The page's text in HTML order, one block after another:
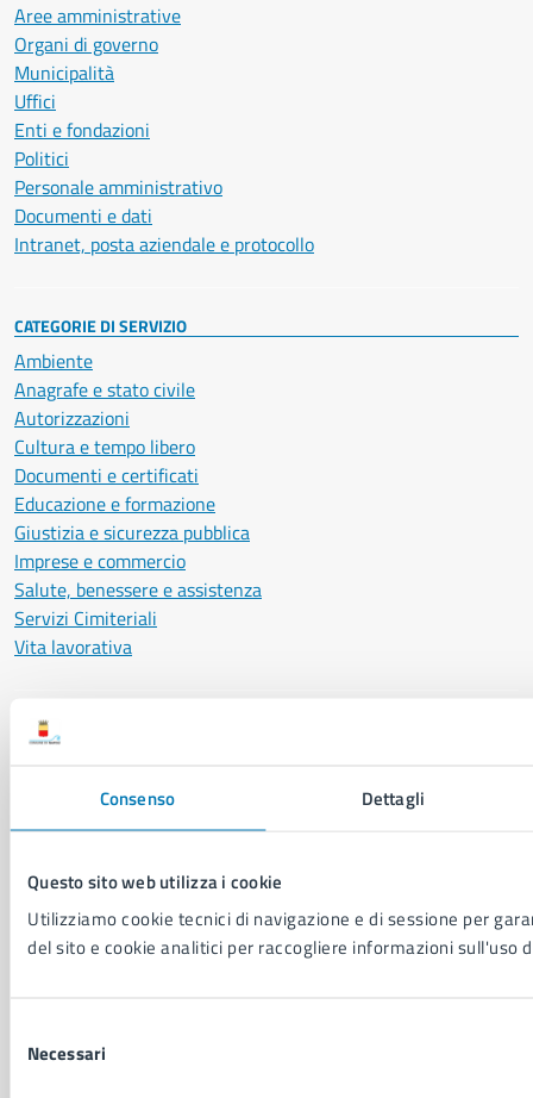
Consenso Dettagli
Questo sito web utilizza i cookie
Utilizziamo cookie tecnici di navigazione e di sessione per
del sito e cookie analitici per raccogliere informazioni sull'uso
delNecessari
Aree amministrative
Organi di governo
Municipalità
Uffici
Enti e fondazioni
Politici
Personale amministrativo
Documenti e dati
Intranet, posta aziendale e protocollo
CATEGORIE DI SERVIZIO
Ambiente
Anagrafe e stato civile
Autorizzazioni
Cultura e tempo libero
Documenti e certificati
Educazione e formazione
Giustizia e sicurezza pubblica
Imprese e commercio
Salute, benessere e assistenza
Servizi Cimiteriali
Vita lavorativa
NOVITÀ
Comunicati stampa del Consiglio Comunale
VIVERE IL COMUNE
Elenco libri